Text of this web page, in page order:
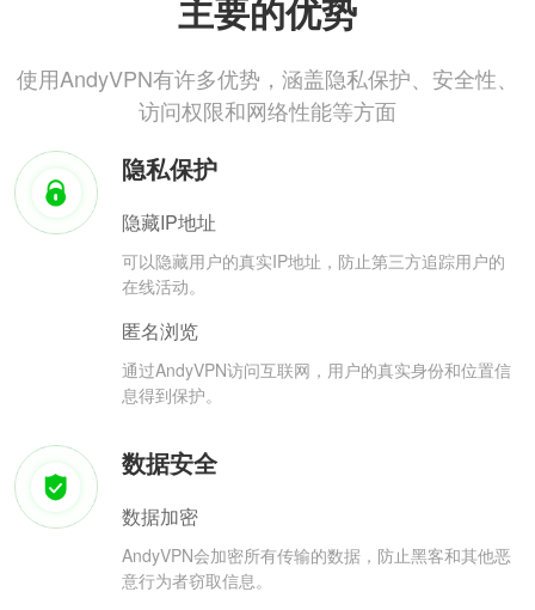
主要的优势
使用AndyVPN有许多优势，涵盖隐私保护、安全性、
访问权限和网络性能等方面
隐私保护
隐藏IP地址
可以隐藏用户的真实IP地址，防止第三方追踪用户的
在线活动。
匿名浏览
通过AndyVPN访问互联网，用户的真实身份和位置信
息得到保护。
数据安全
数据加密
AndyVPN会加密所有传输的数据，防止黑客和其他恶
意行为者窃取信息。